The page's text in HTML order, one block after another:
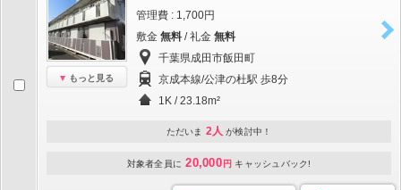
もっと見る
管理費 : 1,700円
敷金 無料 / 礼金 無料
千葉県成田市飯田町
京成本線/公津の杜駅 歩8分
1K / 23.18m²
ただいま 2人 が検討中！
対象者全員に 20,000 円 キャッシュバック!